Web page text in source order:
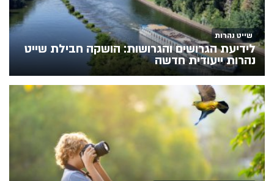
שייט נהרות
לידיעת הגרושים והגרושות: הושקה חבילת שייט
נהרות ייעודית חדשה